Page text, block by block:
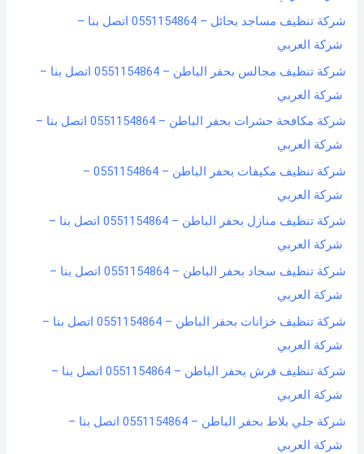
شركة تنظيف مساجد بحائل – 0551154864 اتصل بنا –
شركة العربي
شركة تنظيف مجالس بحفر الباطن – 0551154864 اتصل بنا –
شركة العربي
شركة مكافحة حشرات بحفر الباطن – 0551154864 اتصل بنا –
شركة العربي
شركة تنظيف مكيفات بحفر الباطن – 0551154864 –
شركة العربي
شركة تنظيف منازل بحفر الباطن – 0551154864 اتصل بنا –
شركة العربي
شركة تنظيف سجاد بحفر الباطن – 0551154864 اتصل بنا –
شركة العربي
شركة تنظيف خزانات بحفر الباطن – 0551154864 اتصل بنا –
شركة العربي
شركة تنظيف فرش بحفر الباطن – 0551154864 اتصل بنا –
شركة العربي
شركة جلي بلاط بحفر الباطن – 0551154864 اتصل بنا –
شركة العربي